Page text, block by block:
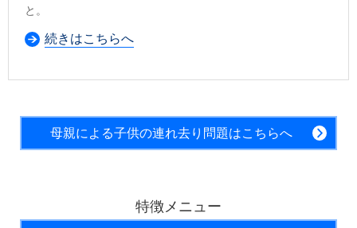
と。
続きはこちらへ
母親による子供の連れ去り問題はこちらへ
特徴メニュー